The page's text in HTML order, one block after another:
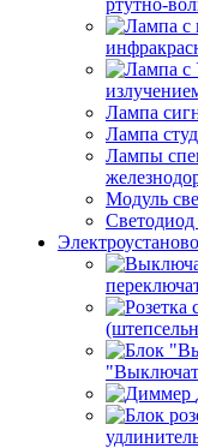
ртутно-
Лампа
Лампа
Лампы
Модуль